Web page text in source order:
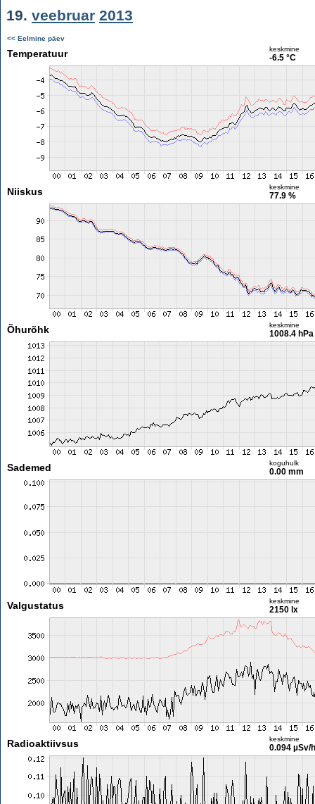
19. veebruar 2013
<< Eelmine päev
Temperatuur keskmine
-6.5 °C
Niiskus keskmine
77.9 %
Õhurõhk keskmine
1008.4 hPa
Sademed koguhulk
0.00 mm
Valgustatus keskmine
2150 lx
Radioaktiivsus keskmine
0.094 µSv/h